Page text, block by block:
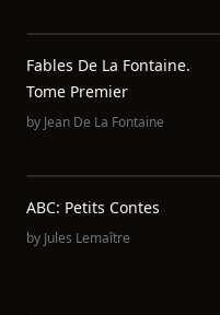
Fables De La Fontaine.
Tome Premier
by Jean De La Fontaine
ABC: Petits Contes
by Jules Lemaître